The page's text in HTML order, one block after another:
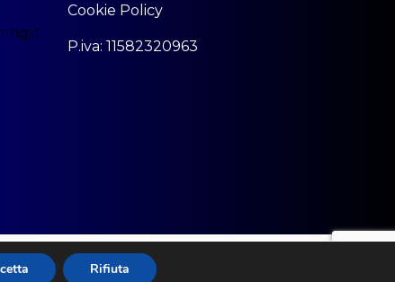
Cookie Policy
P.iva: 11582320963
Rifiuta